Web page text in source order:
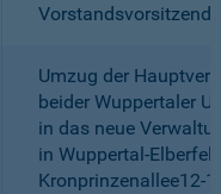
Umzug der
beider Wuppertaler
in das neue
in Wuppertal-
Kronprinzenallee12-